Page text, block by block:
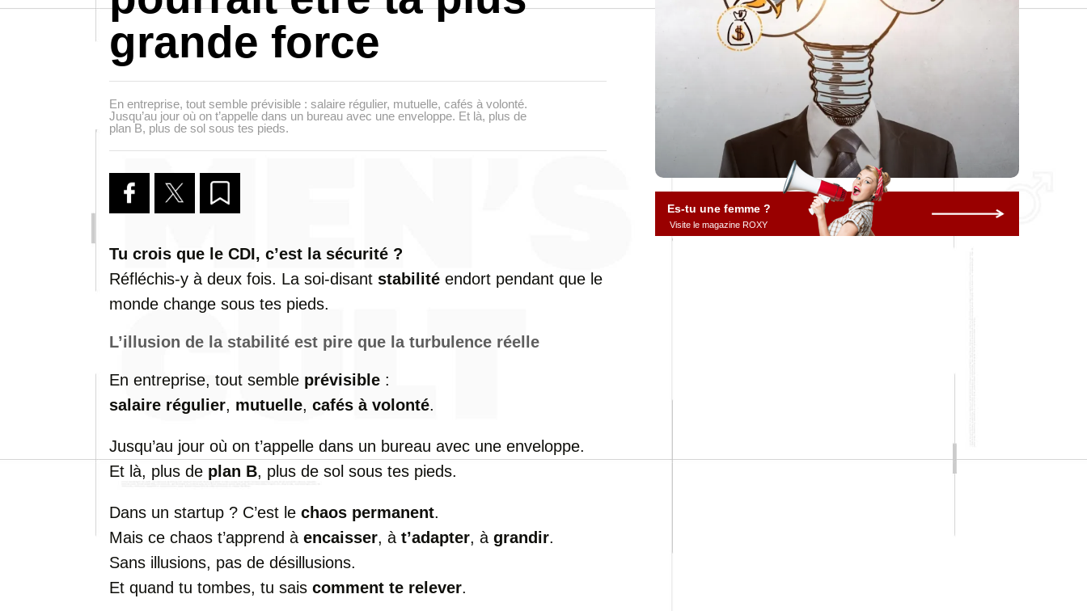
grande force
En entreprise, tout semble prévisible : salaire régulier, mutuelle, cafés à volonté.
Jusqu’au jour où on t’appelle dans un bureau avec une enveloppe. Et là, plus de
plan B, plus de sol sous tes pieds.
Tu crois que le CDI, c’est la sécurité ?
Réfléchis-y à deux fois. La soi-disant stabilité endort pendant que le
monde change sous tes pieds.
L’illusion de la stabilité est pire que la turbulence réelle
En entreprise, tout semble prévisible :
salaire régulier, mutuelle, cafés à volonté.
Jusqu’au jour où on t’appelle dans un bureau avec une enveloppe.
Et là, plus de plan B, plus de sol sous tes pieds.
Dans un startup ? C’est le chaos permanent.
Mais ce chaos t’apprend à encaisser, à t’adapter, à grandir.
Sans illusions, pas de désillusions.
Et quand tu tombes, tu sais comment te relever.
Es-tu une femme ?
Visite le magazine ROXY